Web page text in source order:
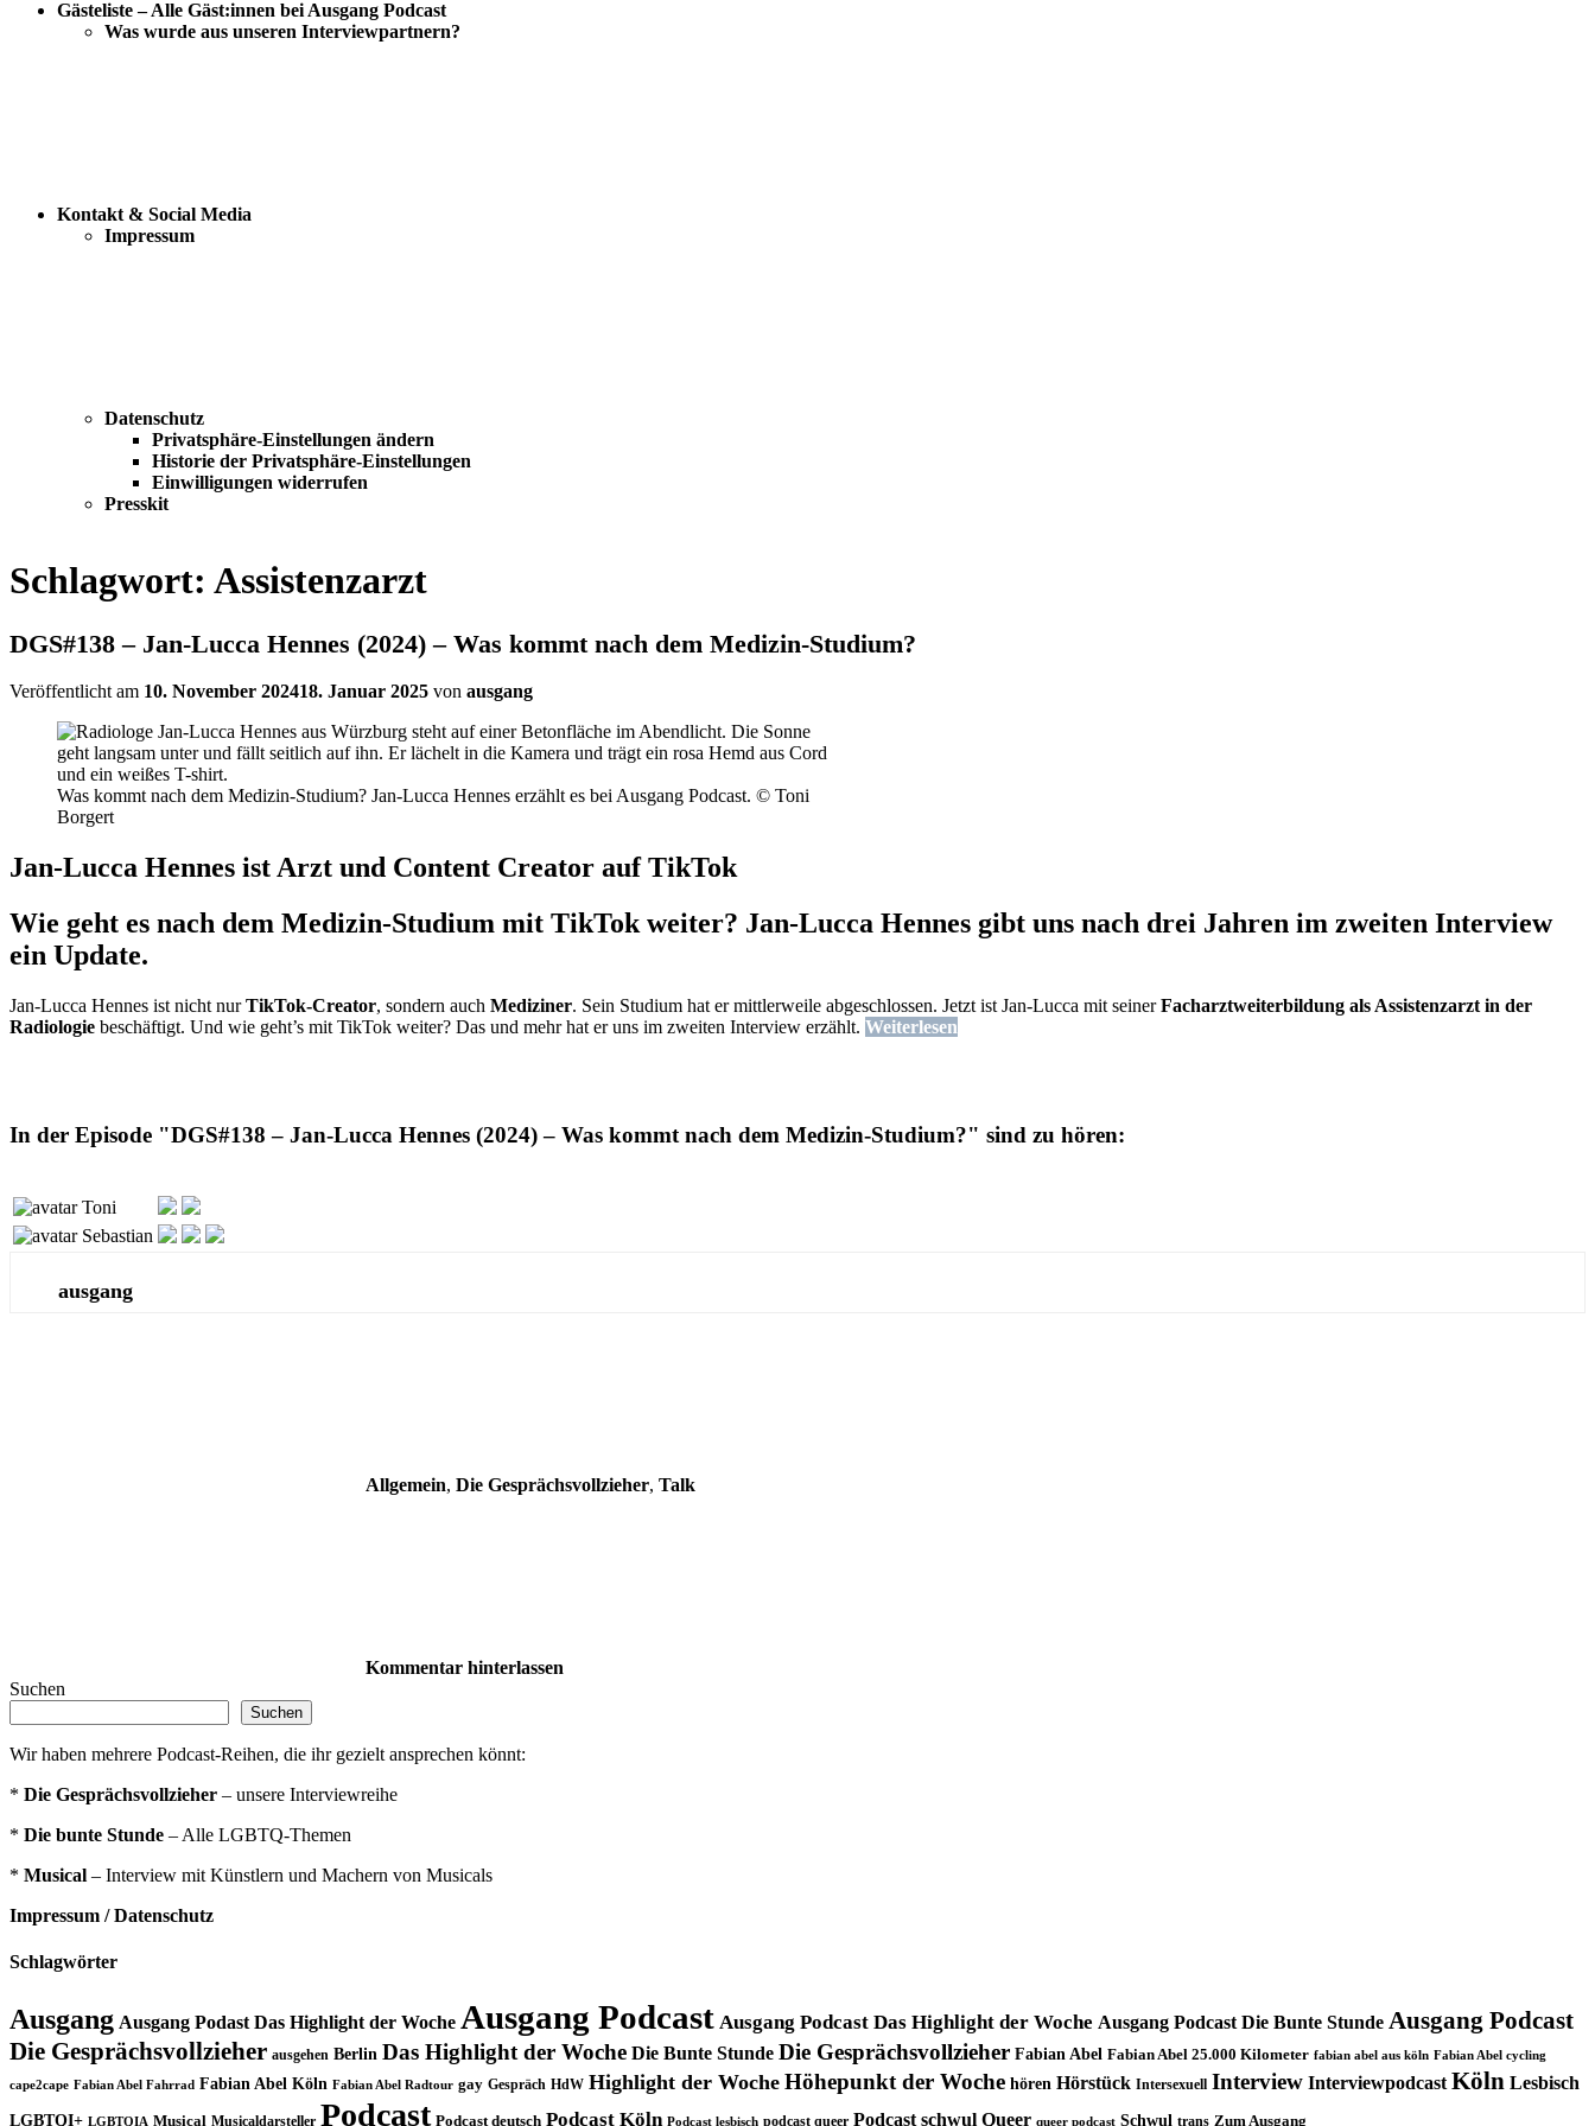
Gästeliste – Alle Gäst:innen bei Ausgang Podcast
Was wurde aus unseren Interviewpartnern?
Kontakt & Social Media
Impressum
Datenschutz
Privatsphäre-Einstellungen ändern
Historie der Privatsphäre-Einstellungen
Einwilligungen widerrufen
Presskit
Schlagwort: Assistenzarzt
DGS#138 – Jan-Lucca Hennes (2024) – Was kommt nach dem Medizin-Studium?
Veröffentlicht am 10. November 202418. Januar 2025 von ausgang
Was kommt nach dem Medizin-Studium? Jan-Lucca Hennes erzählt es bei Ausgang Podcast. © Toni
Borgert
Jan-Lucca Hennes ist Arzt und Content Creator auf TikTok
Wie geht es nach dem Medizin-Studium mit TikTok weiter? Jan-Lucca Hennes gibt uns nach drei Jahren im zweiten Interview
ein Update.
Jan-Lucca Hennes ist nicht nurTikTok-Creator, sondern auch Mediziner. Sein Studium hat er mittlerweile abgeschlossen. Jetzt ist Jan-Lucca mit seinerFacharztweiterbildung als Assistenzarzt in der
Radiologie beschäftigt. Und wie geht’s mit TikTok weiter? Das und mehr hat er uns im zweiten Interview erzählt. Weiterlesen
In der Episode "DGS#138 – Jan-Lucca Hennes (2024) – Was kommt nach dem Medizin-Studium?" sind zu hören:
Toni
Sebastian
ausgang
Allgemein, Die Gesprächsvollzieher, Talk
Kommentar hinterlassen
Suchen
Suchen
Wir haben mehrere Podcast-Reihen, die ihr gezielt ansprechen könnt:
* Die Gesprächsvollzieher – unsere Interviewreihe
* Die bunte Stunde – Alle LGBTQ-Themen
* Musical – Interview mit Künstlern und Machern von Musicals
Impressum / Datenschutz
Schlagwörter
Ausgang Ausgang Podast Das Highlight der Woche Ausgang Podcast Ausgang Podcast Das Highlight der Woche Ausgang Podcast Die Bunte Stunde Ausgang Podcast
Die Gesprächsvollzieher ausgehen Berlin Das Highlight der Woche Die Bunte Stunde Die Gesprächsvollzieher Fabian Abel Fabian Abel 25.000 Kilometer fabian abel aus köln Fabian Abel cycling
cape2cape Fabian Abel Fahrrad Fabian Abel Köln Fabian Abel Radtour gay Gespräch HdW Highlight der Woche Höhepunkt der Woche hören Hörstück Intersexuell Interview Interviewpodcast Köln Lesbisch
LGBTQI+ LGBTQIA Musical Musicaldarsteller Podcast Podcast deutsch Podcast Köln Podcast lesbisch podcast queer Podcast schwul Queer queer podcast Schwul trans Zum Ausgang